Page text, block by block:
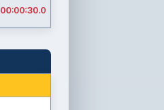
00:00:30.0